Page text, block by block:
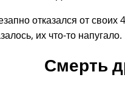
отказался от своих
их что-то напугало.
Смерть